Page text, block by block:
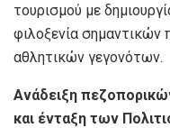
τουρισμού με
φιλοξενία σημαντικών
αθλητικών γεγονότων.
Ανάδειξη
και ένταξη των